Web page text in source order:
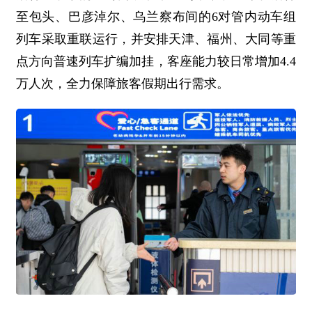
至包头、巴彦淖尔、乌兰察布间的6对管内动车组
列车采取重联运行，并安排天津、福州、大同等重
点方向普速列车扩编加挂，客座能力较日常增加4.4
万人次，全力保障旅客假期出行需求。